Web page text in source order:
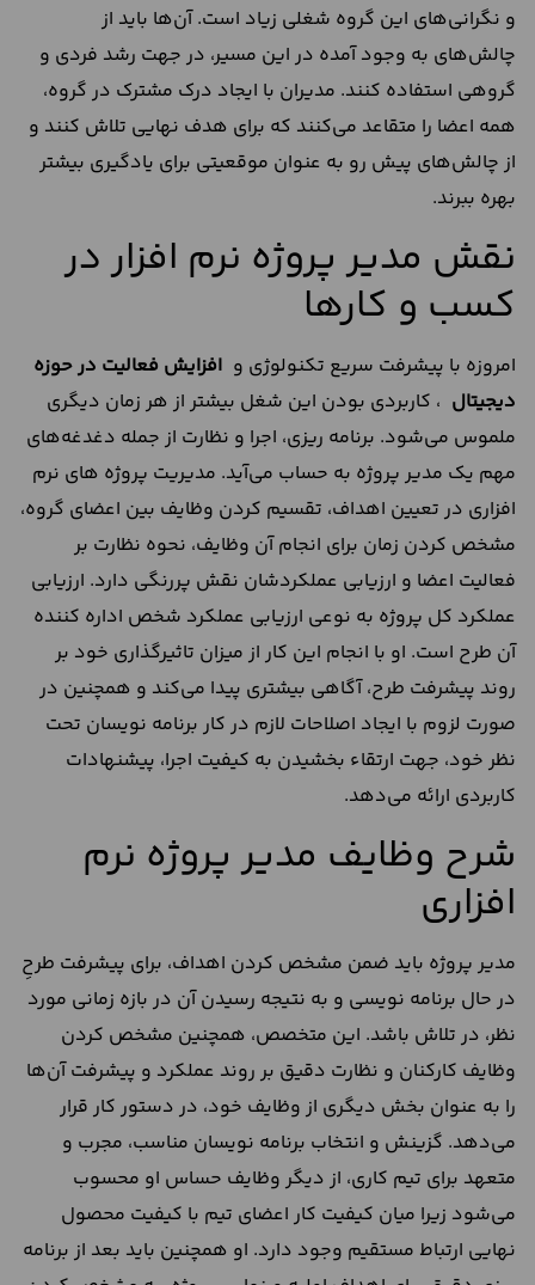
و نگرانی‌های این گروه شغلی زیاد است. آن‌ها باید از
چالش‌های به وجود آمده در این مسیر، در جهت رشد فردی و
گروهی استفاده ‌کنند. مدیران با ایجاد درک مشترک در گروه،
همه اعضا را متقاعد می‌کنند که برای هدف نهایی تلاش کنند و
از چالش‌های پیش رو به عنوان موقعیتی برای یادگیری بیشتر
بهره ببرند.
نقش مدیر پروژه نرم افزار در
کسب و کارها
امروزه با پیشرفت سریع تکنولوژی و افزایش فعالیت در حوزه
دیجیتال ، کاربردی بودن این شغل بیشتر از هر زمان دیگری
ملموس می‌شود. برنامه‌ ریزی، اجرا و نظارت از جمله دغدغه‌های
مهم یک مدیر پروژه به حساب می‌آید. مدیریت پروژه های نرم
افزاری در تعیین اهداف، تقسیم کردن وظایف بین اعضای گروه،
مشخص کردن زمان برای انجام آن وظایف، نحوه نظارت بر
فعالیت اعضا و ارزیابی عملکردشان نقش پررنگی دارد. ارزیابی
عملکرد کل پروژه به نوعی ارزیابی عملکرد شخص اداره کننده
آن طرح است. او با انجام این کار از میزان تاثیرگذاری خود بر
روند پیشرفت طرح، آگاهی بیشتری پیدا می‌کند و همچنین در
صورت لزوم با ایجاد اصلاحات لازم در کار برنامه نویسان تحت
نظر خود، جهت ارتقاء بخشیدن به کیفیت اجرا، پیشنهادات
کاربردی ارائه می‌دهد.
شرح وظایف مدیر پروژه نرم
افزاری
مدیر پروژه باید ضمن مشخص کردن اهداف، برای پیشرفت طرحِ
در حال برنامه نویسی و به نتیجه رسیدن آن در بازه زمانی مورد
نظر، در تلاش باشد. این متخصص، همچنین مشخص کردن
وظایف کارکنان و نظارت دقیق بر روند عملکرد و پیشرفت آن‌ها
را به عنوان بخش دیگری از وظایف خود، در دستور کار قرار
می‌دهد. گزینش و انتخاب برنامه نویسان مناسب، مجرب و
متعهد برای تیم کاری، از دیگر وظایف حساس او محسوب
می‌شود زیرا میان کیفیت کار اعضای تیم با کیفیت محصول
نهایی ارتباط مستقیم وجود دارد. او همچنین باید بعد از برنامه